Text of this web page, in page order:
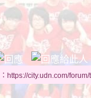
https://city.udn.com/